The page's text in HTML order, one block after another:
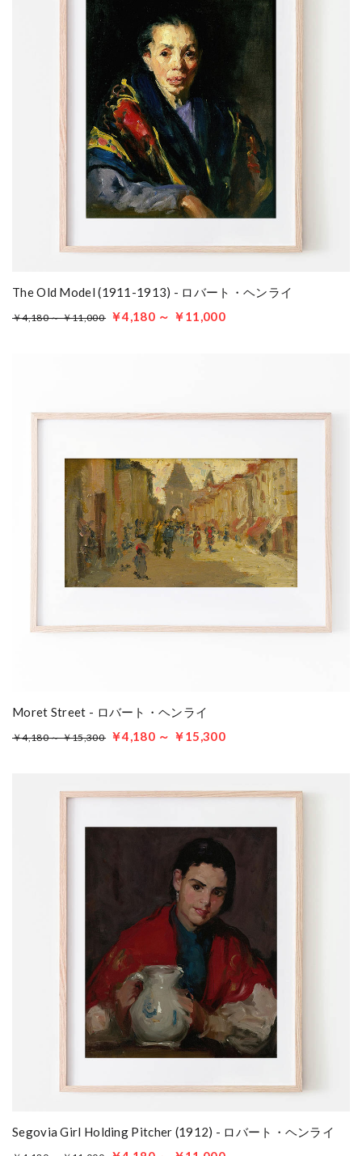
The Old Model (1911-1913) - ロバート・ヘンライ
￥4,180 ～ ￥11,000 ￥4,180 ～ ￥11,000
Moret Street - ロバート・ヘンライ
￥4,180 ～ ￥15,300 ￥4,180 ～ ￥15,300
Segovia Girl Holding Pitcher (1912) - ロバート・ヘンライ